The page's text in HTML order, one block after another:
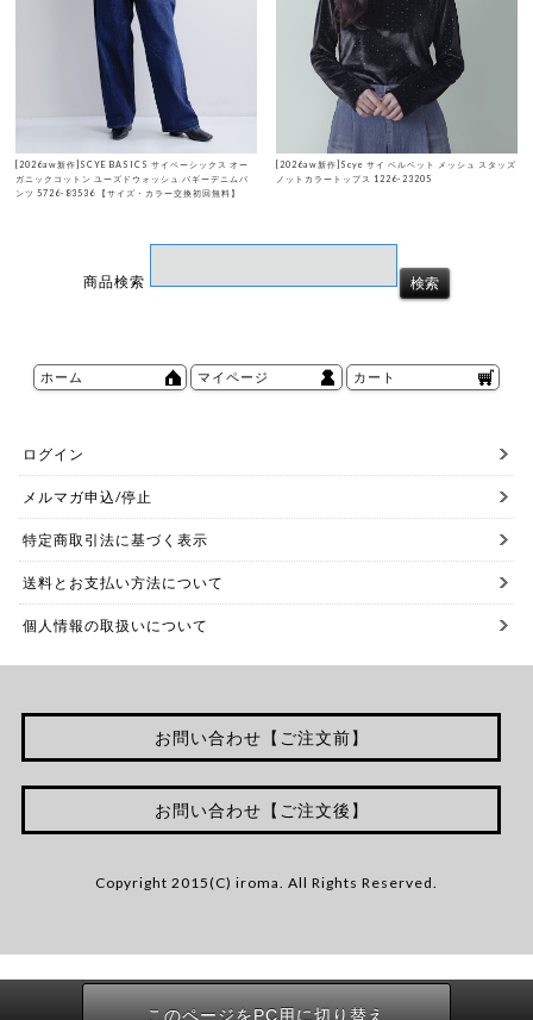
[2026aw新作]SCYE BASICS サイベーシックス オー
ガニックコットン ユーズドウォッシュ バギーデニムパ
ンツ 5726-83536 【サイズ・カラー交換初回無料】
[2026aw新作]Scye サイ ベルベット メッシュ スタッズ
ノットカラートップス 1226-23205
商品検索
ホーム マイページ カート
ログイン
メルマガ申込/停止
特定商取引法に基づく表示
送料とお支払い方法について
個人情報の取扱いについて
お問い合わせ【ご注文前】
お問い合わせ【ご注文後】
Copyright 2015(C) iroma. All Rights Reserved.
このページをPC用に切り替え